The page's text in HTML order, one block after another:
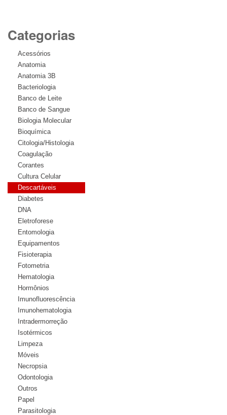
Categorias
Acessórios
Anatomia
Anatomia 3B
Bacteriologia
Banco de Leite
Banco de Sangue
Biologia Molecular
Bioquímica
Citologia/Histologia
Coagulação
Corantes
Cultura Celular
Descartáveis
Diabetes
DNA
Eletroforese
Entomologia
Equipamentos
Fisioterapia
Fotometria
Hematologia
Hormônios
Imunofluorescência
Imunohematologia
Intradermorreção
Isotérmicos
Limpeza
Móveis
Necropsia
Odontologia
Outros
Papel
Parasitologia